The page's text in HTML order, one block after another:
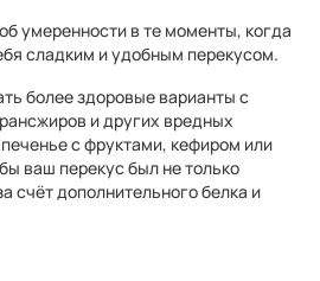
умеренности в те моменты, когда
сладким и удобным перекусом.
более здоровые варианты с
и других вредных
с фруктами, кефиром или
ваш перекус был не только
счёт дополнительного белка и